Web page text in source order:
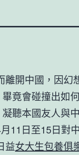
離開中國，因幻
竟會碰撞出如
聽本國友人與中
11日至15日對
益女大生包養俱